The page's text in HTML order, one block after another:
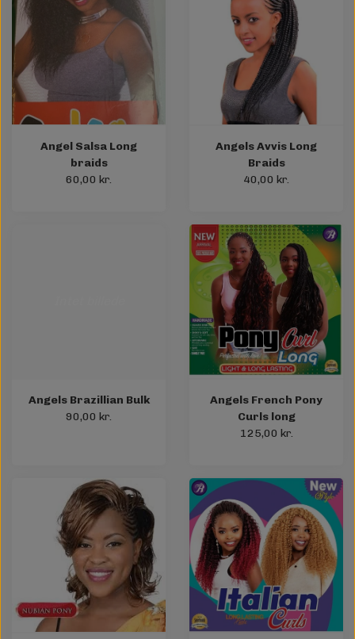
Angel Salsa Long
braids
60,00 kr.
Angels Avvis Long
Braids
40,00 kr.
Angels Brazillian Bulk
90,00 kr.
Angels French Pony
Curls long
125,00 kr.